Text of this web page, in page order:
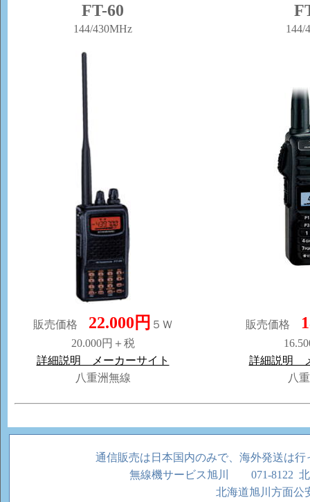
FT-60
144/430MHz 144/
販売価格 22.000円 ５Ｗ 販売価格
20.000円＋税
詳細説明 メーカーサイト
詳細説明
八重洲無線
八
通信販売は日本国内のみで、海外発送は行
無線機サービス旭川 071-8122
北海道旭川方面公